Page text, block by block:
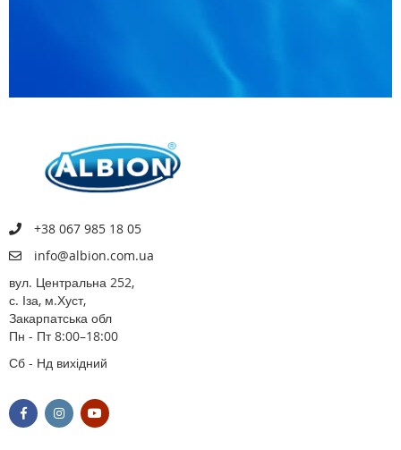
+38 067 985 18 05
info@albion.com.ua
вул. Центральна 252,
с. Іза, м.Хуст,
Закарпатська обл
Пн - Пт 8:00–18:00
Сб - Нд вихідний